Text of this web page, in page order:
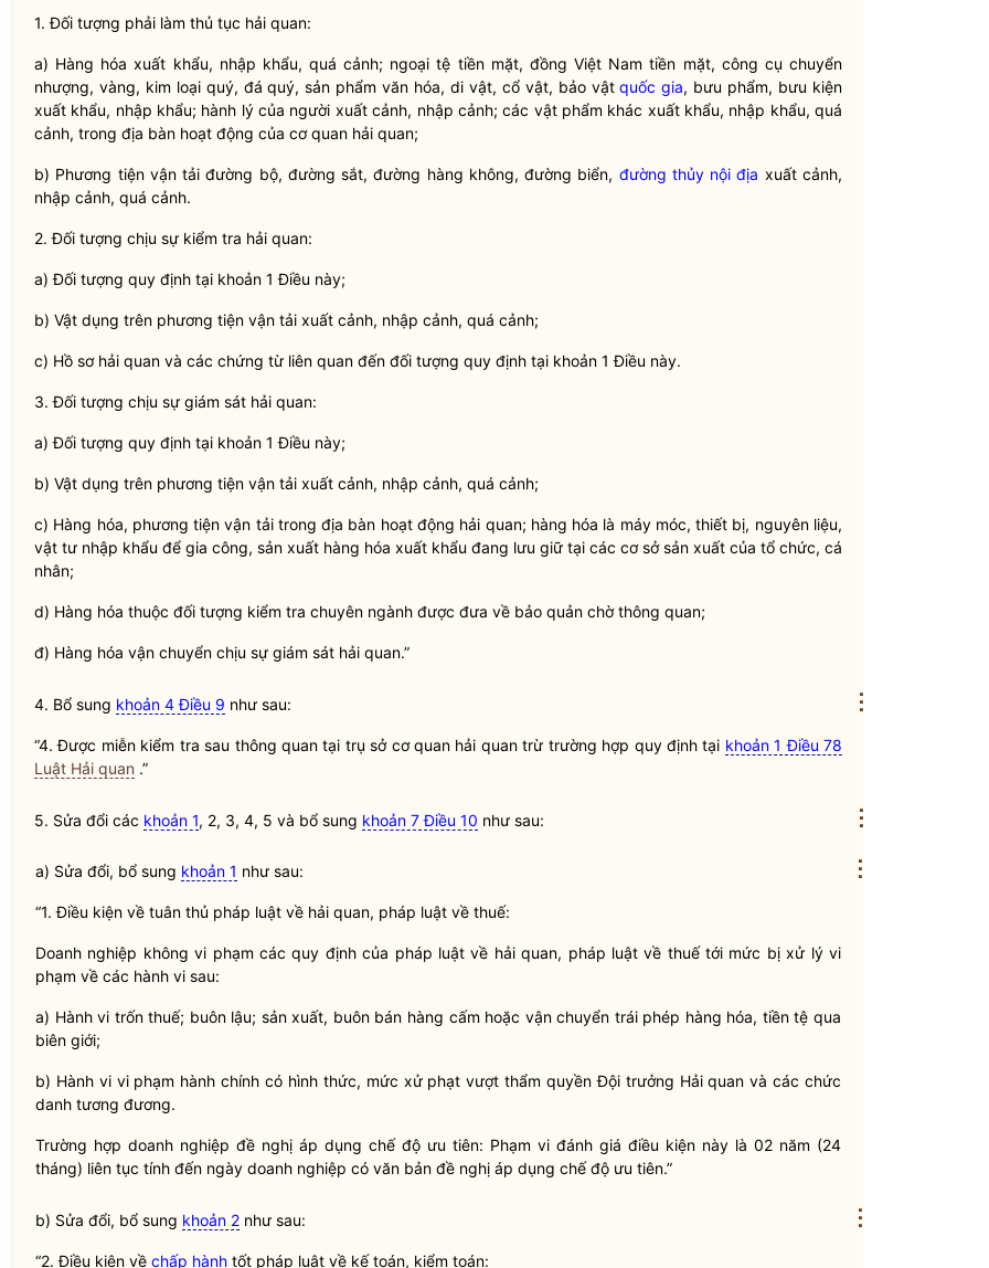
1. Đối tượng phải làm thủ tục hải quan:
a) Hàng hóa xuất khẩu, nhập khẩu, quá cảnh; ngoại tệ tiền mặt, đồng Việt Nam tiền mặt, công cụ chuyển
nhượng, vàng, kim loại quý, đá quý, sản phẩm văn hóa, di vật, cổ vật, bảo vậtquốc gia, bưu phẩm, bưu kiện
xuất khẩu, nhập khẩu; hành lýcủa người xuất cảnh, nhập cảnh; các vật phẩm khác xuất khẩu, nhập khẩu, quá
cảnh, trong địa bàn hoạt động của cơ quan hải quan;
b) Phương tiện vận tải đường bộ, đường sắt, đường hàng không, đường biển, đường thủy nội địa xuất cảnh,
nhập cảnh, quá cảnh.
2. Đối tượng chịu sự kiểm tra hải quan:
a) Đối tượng quy định tại khoản 1 Điều này;
b) Vật dụng trên phương tiện vận tải xuất cảnh, nhập cảnh, quá cảnh;
c) Hồ sơ hải quan và các chứng từ liên quan đến đối tượng quy định tại khoản 1 Điều này.
3. Đối tượng chịu sự giám sát hải quan:
a) Đối tượng quy định tại khoản 1 Điều này;
b) Vật dụng trên phương tiện vận tải xuất cảnh, nhập cảnh, quá cảnh;
c) Hàng hóa, phương tiện vận tải trongđịa bàn hoạt động hải quan; hàng hóa là máy móc, thiết bị, nguyên liệu,
vật tư nhập khẩu để gia công, sản xuất hàng hóa xuất khẩu đang lưu giữ tại các cơ sở sản xuất của tổ chức, cá
nhân;
d) Hàng hóa thuộc đối tượng kiểm tra chuyên ngành được đưa về bảo quản chờ thông quan;
đ) Hàng hóa vận chuyển chịu sự giám sát hải quan.”
4. Bổ sung khoản 4 Điều 9 như sau:
“4. Được miễn kiểm tra sau thông quan tại trụ sở cơ quan hải quantrừ trường hợp quy định tại khoản 1 Điều 78
Luật Hải quan .”
5. Sửa đổi các khoản 1, 2, 3, 4, 5 và bổ sung khoản 7 Điều 10 như sau:
a) Sửa đổi, bổ sung khoản 1 như sau:
“1. Điều kiện về tuân thủ pháp luật về hải quan, pháp luật về thuế:
Doanh nghiệp không vi phạm các quy định của pháp luậtvề hải quan, pháp luậtvề thuế tới mức bị xử lý vi
phạm về các hành vi sau:
a) Hành vi trốn thuế; buôn lậu; sản xuất, buôn bán hàng cấm hoặc vận chuyển trái phép hàng hóa, tiền tệ qua
biên giới;
b) Hành vi vi phạm hành chính có hình thức, mức xử phạt vượt thẩm quyềnĐội trưởng Hải quan và các chức
danh tương đương.
Trường hợp doanh nghiệp đề nghị áp dụng chế độ ưu tiên: Phạm vi đánh giá điều kiện này là 02 năm (24
tháng) liên tục tính đến ngày doanh nghiệp có văn bản đề nghị áp dụng chế độ ưu tiên.”
b) Sửa đổi, bổ sung khoản 2 như sau:
“2. Điều kiện về chấp hành tốt pháp luật về kế toán, kiểm toán:
⋮
⋮
⋮
⋮